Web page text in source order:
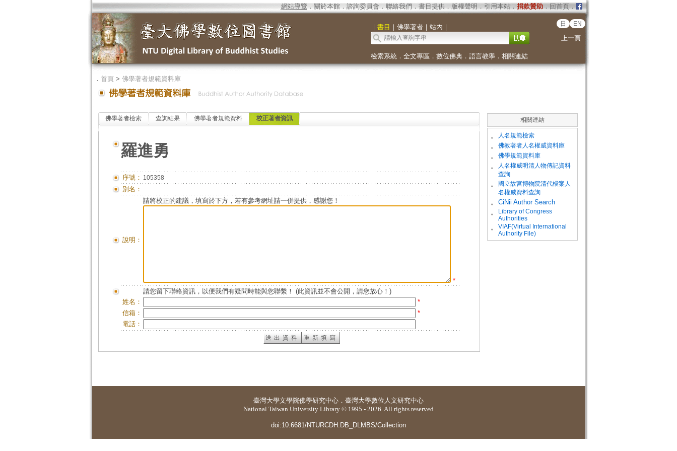
網站導覽 ． 關於本館． 諮詢委員會． 聯絡我們 ． 書目提供． 版權聲明 ． 引用本站． 捐款贊助．回首頁．
｜ 書目 ｜ 佛學著者｜ 站內 ｜ 日 EN
上一頁
檢索系統． 全文專區 ． 數位佛典． 語言教學． 相關連結
． 首頁> 佛學著者規範資料庫
佛學著者檢索 查詢結果 佛學著者規範資料 校正著者資訊
羅進勇
序號： 105358
別名：
說明：
請將校正的建議，填寫於下方，若有參考網址請一併提供，感謝您！
*
請您留下聯絡資訊，以便我們有疑問時能與您聯繫！ (此資訊並不會公開，請您放心！)
姓名：
*
信箱：
*
電話：
相關連結
。 人名規範檢索
。 佛教著者人名權威資料庫
。 佛學規範資料庫
。
人名權威明清人物傳記資料
查詢
。
國立故宮博物院清代檔案人
名權威資料查詢
。
CiNii Author Search
。
Library of Congress
Authorities
。
VIAF(Virtual International
Authority File)
臺灣大學文學院佛學研究中心 ． 臺灣大學數位人文研究中心
National Taiwan University Library © 1995 - 2026. All rights reserved
doi:10.6681/NTURCDH.DB_DLMBS/Collection